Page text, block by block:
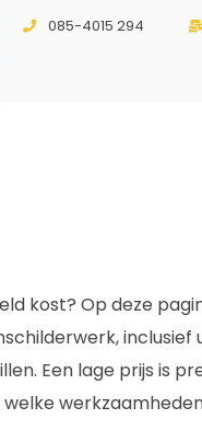
085-4015 294
kost? Op deze
inclusief
Een lage prijs is